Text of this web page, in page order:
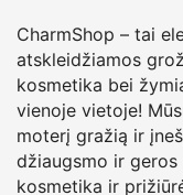
CharmShop – tai
atskleidžiamos
kosmetika bei
vienoje vietoje!
moterį gražią ir
džiaugsmo ir
kosmetika ir